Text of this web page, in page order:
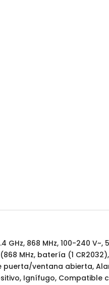
GHz, 868 MHz, 100-240 V~,
MHz, batería (1
puerta/ventana abierta,
Ignífugo, Compatible